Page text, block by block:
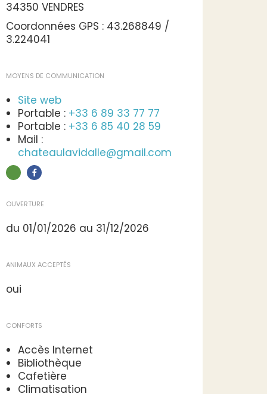
34350 VENDRES
Coordonnées GPS : 43.268849 /
3.224041
MOYENS DE COMMUNICATION
Site web
Portable : +33 6 89 33 77 77
Portable : +33 6 85 40 28 59
Mail :
chateaulavidalle@gmail.com
OUVERTURE
du 01/01/2026 au 31/12/2026
ANIMAUX ACCEPTÉS
oui
CONFORTS
Accès Internet
Bibliothèque
Cafetière
Climatisation